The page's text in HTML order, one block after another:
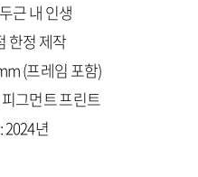
근 내 인생
한정 제작
(프레임 포함)
그먼트 프린트
2024년